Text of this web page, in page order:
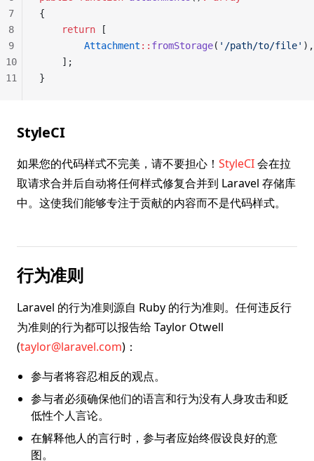
{
    return
[
        Attachment
:: fromStorage( '/path/to/file' ),
    ];
}
7
8
9
10
11
StyleCI
如果您的代码样式不完美，请不要担心！ StyleCI会在拉
取请求合并后自动将任何样式修复合并到 Laravel 存储库
中。这使我们能够专注于贡献的内容而不是代码样式。
行为准则
Laravel 的行为准则源自 Ruby 的行为准则。任何违反行
为准则的行为都可以报告给 Taylor Otwell
(taylor@laravel.com)：
参与者将容忍相反的观点。
参与者必须确保他们的语言和行为没有人身攻击和贬
低性个人言论。
在解释他人的言行时，参与者应始终假设良好的意
图。